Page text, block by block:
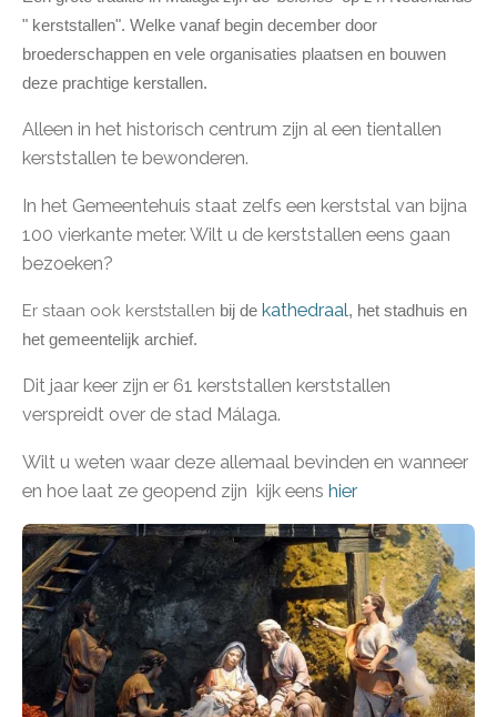
" kerststallen". Welke vanaf begin december door
broederschappen en vele organisaties plaatsen en bouwen
deze prachtige kerstallen.
Alleen in het historisch centrum zijn al een tientallen
kerststallen te bewonderen.
In het Gemeentehuis staat zelfs een kerststal van bijna
100 vierkante meter. Wilt u de kerststallen eens gaan
bezoeken?
Er staan ook kerststallen bij de kathedraal, het stadhuis en
het gemeentelijk archief.
Dit jaar keer zijn er 61 kerststallen kerststallen
verspreidt over de stad Málaga.
Wilt u weten waar deze allemaal bevinden en wanneer
en hoe laat ze geopend zijn kijk eens hier